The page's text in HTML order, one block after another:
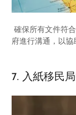
確保所有文件符
府進行溝通，以
7. 入紙移民